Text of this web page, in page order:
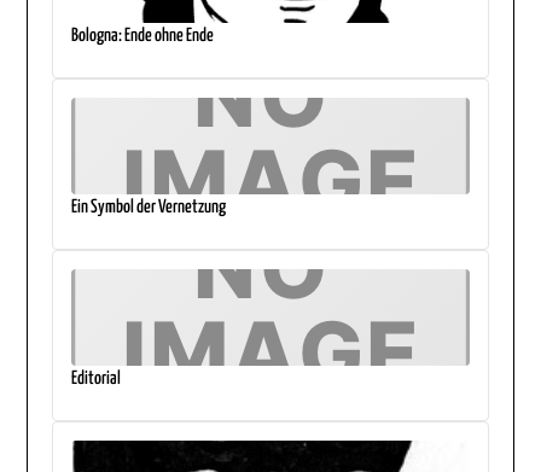
Bologna: Ende ohne Ende
Ein Symbol der Vernetzung
Editorial